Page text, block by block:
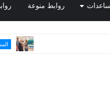
روابط منوعة
المساعدات